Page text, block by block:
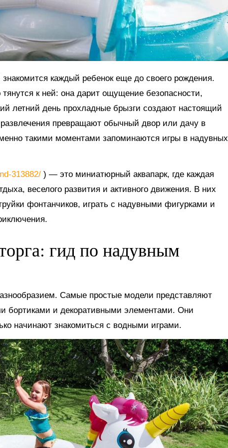
каждый ребенок еще до своего рождения.
к ней: она дарит ощущение безопасности,
летний день прохладные брызги создают настоящий
превращают обычный двор или дачу в
такими моментами запоминаются игры в надувных
313882/ ) — это миниатюрный аквапарк, где каждая
веселого развития и активного движения. В них
фонтанчиков, играть с надувными фигурками и
гид по надувным
Самые простые модели представляют
бортиками и декоративными элементами. Они
начинают знакомиться с водными играми.